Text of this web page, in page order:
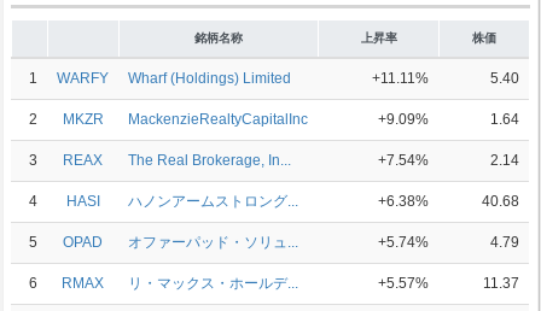
銘柄名称 上昇率 株価
1 WARFY Wharf (Holdings) Limited +11.11% 5.40
2 MKZR MackenzieRealtyCapitalInc +9.09% 1.64
3 REAX The Real Brokerage, In... +7.54% 2.14
4 HASI ハノンアームストロング... +6.38% 40.68
5 OPAD オファーパッド・ソリュ... +5.74% 4.79
6 RMAX リ・マックス・ホールデ... +5.57% 11.37